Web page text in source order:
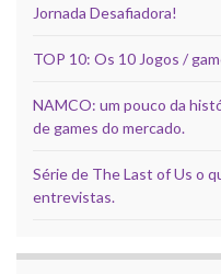
Jornada Desafiadora!
TOP 10: Os 10 Jogos /
NAMCO: um pouco da
de games do mercado.
Série de The Last of Us o
entrevistas.